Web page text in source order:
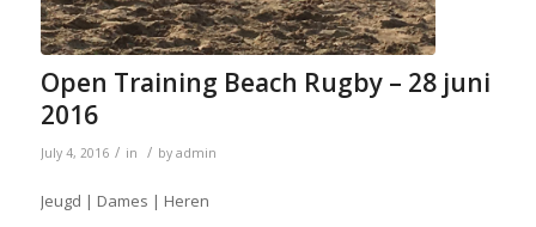
Open Training Beach Rugby – 28 juni
2016
July 4, 2016 / in / by admin
Jeugd | Dames | Heren